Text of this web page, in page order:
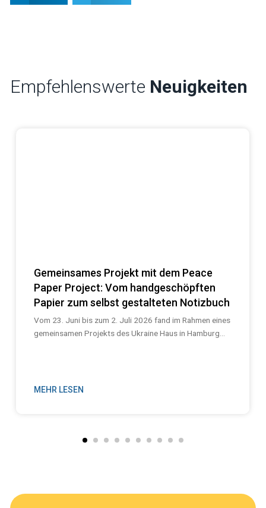
Empfehlenswerte Neuigkeiten
Gemeinsames Projekt mit dem Peace
Paper Project: Vom handgeschöpften
Papier zum selbst gestalteten Notizbuch
Vom 23. Juni bis zum 2. Juli 2026 fand im Rahmen eines
gemeinsamen Projekts des Ukraine Haus in Hamburg...
MEHR LESEN